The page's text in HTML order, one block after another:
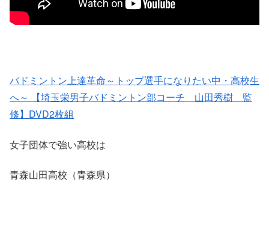
バドミントン上達革命～トップ選手になりたい中・高校生
へ～ 【埼玉栄男子バドミントン部コーチ 山田秀樹 監
修】DVD2枚組
女子団体で強い高校は
青森山田高校（青森県）